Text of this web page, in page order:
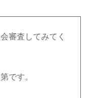
審査してみてく
です。